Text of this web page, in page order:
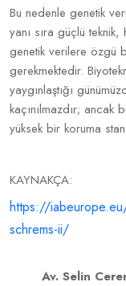
Bu nedenle genetik
yanı sıra güçlü
genetik verilere özgü
gerekmektedir.
yaygınlaştığı
kaçınılmazdır; ancak
yüksek bir koruma
KAYNAKÇA:
https://
schrems-ii/
Av. Selin